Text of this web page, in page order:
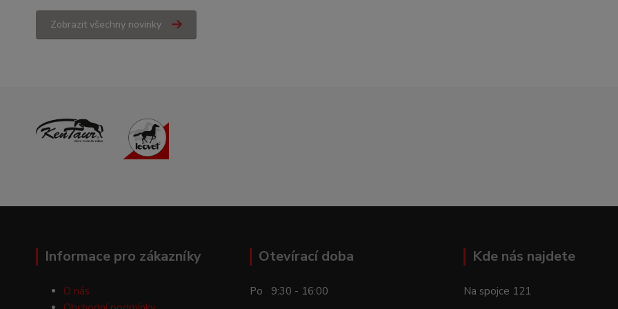
Zobrazit všechny novinky
Informace pro zákazníky
O nás
Otevírací doba
Po 9:30 - 16:00
Kde nás najdete
Na spojce 121